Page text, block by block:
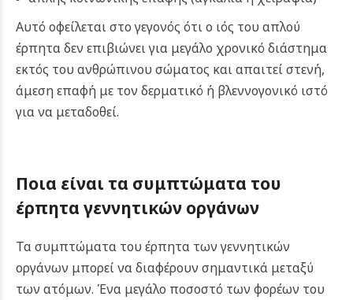
Αυτό οφείλεται στο γεγονός ότι ο ιός του απλού
έρπητα δεν επιβιώνει για μεγάλο χρονικό διάστημα
εκτός του ανθρώπινου σώματος και απαιτεί στενή,
άμεση επαφή με τον δερματικό ή βλεννογονικό ιστό
για να μεταδοθεί.
Ποια είναι τα συμπτώματα του
έρπητα γεννητικών οργάνων
Τα συμπτώματα του έρπητα των γεννητικών
οργάνων μπορεί να διαφέρουν σημαντικά μεταξύ
των ατόμων. Ένα μεγάλο ποσοστό των φορέων του